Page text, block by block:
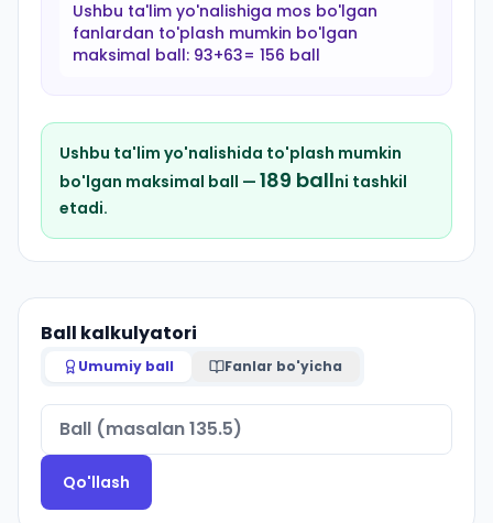
Ushbu ta'lim yo'nalishiga mos bo'lgan
fanlardan to'plash mumkin bo'lgan
maksimal ball: 93+63= 156 ball
Ushbu ta'lim yo'nalishida to'plash mumkin
bo'lgan maksimal ball — 189 ballni tashkil
etadi.
Ball kalkulyatori
Umumiy ball Fanlar bo'yicha
Qo'llash